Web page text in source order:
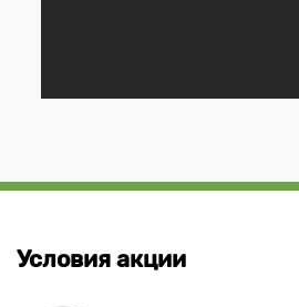
Условия акции